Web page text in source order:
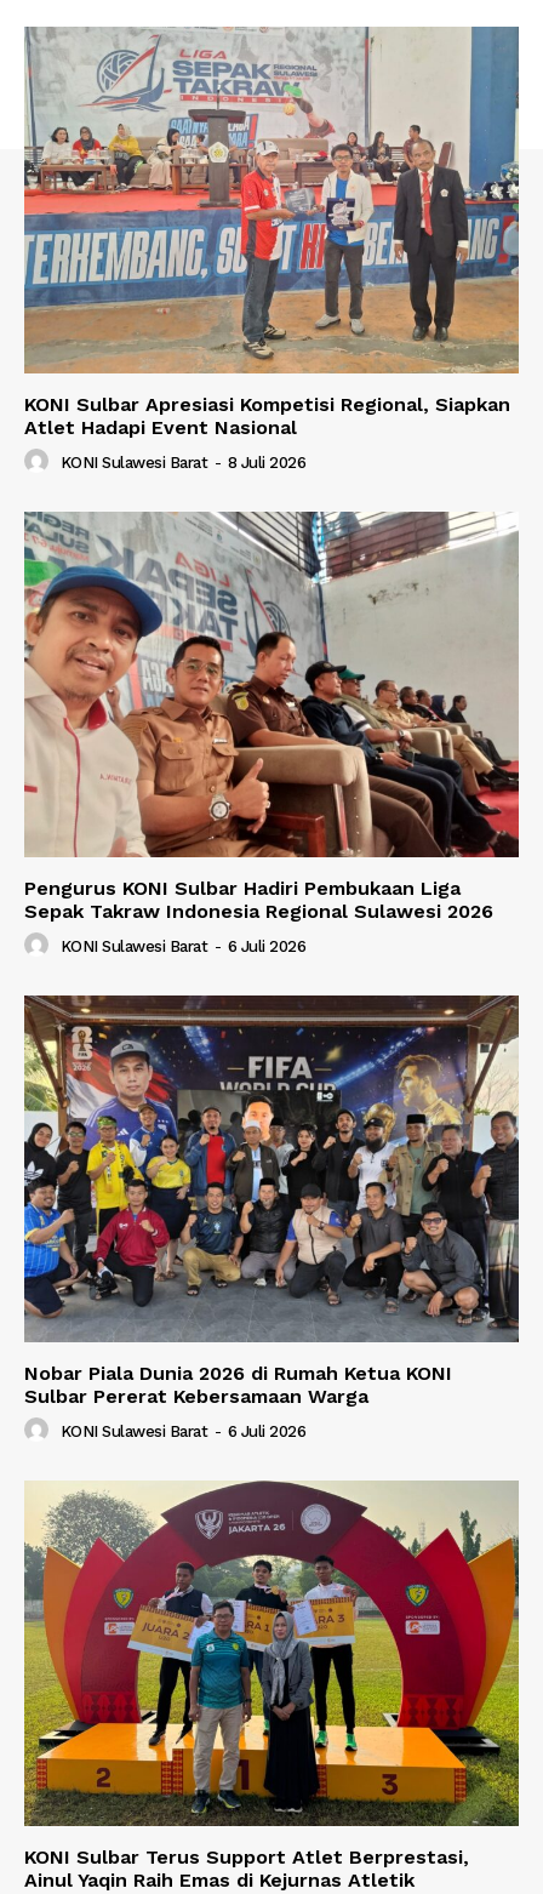
KONI Sulbar Apresiasi Kompetisi Regional, Siapkan
Atlet Hadapi Event Nasional
KONI Sulawesi Barat - 8 Juli 2026
Pengurus KONI Sulbar Hadiri Pembukaan Liga
Sepak Takraw Indonesia Regional Sulawesi 2026
KONI Sulawesi Barat - 6 Juli 2026
Nobar Piala Dunia 2026 di Rumah Ketua KONI
Sulbar Pererat Kebersamaan Warga
KONI Sulawesi Barat - 6 Juli 2026
KONI Sulbar Terus Support Atlet Berprestasi,
Ainul Yaqin Raih Emas di Kejurnas Atletik